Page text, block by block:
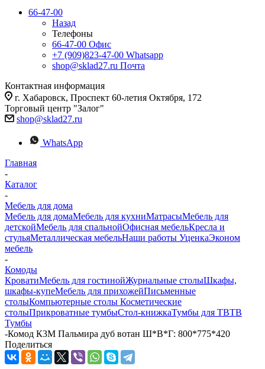
66-47-00
Назад
Телефоны
66-47-00 Офис
+7 (909)823-47-00 Whatsapp
shop@sklad27.ru Почта
Контактная информация
г. Хабаровск, Проспект 60-летия Октября, 172
Торговый центр "Залог"
shop@sklad27.ru
WhatsApp
Главная
-
Каталог
-
Мебель для дома
Мебель для домаМебель для кухниМатраcыМебель для
детскойМебель для спальнойОфисная мебельКресла и
стульяМеталлическая мебельНаши работы УценкаЭконом
мебель
-
Комоды
КроватиМебель для гостинойЖурнальные столыШкафы,
шкафы-купеМебель для прихожейПисьменные
столыКомпьютерные столы Косметические
столыПрикроватные тумбыСтол-книжкаТумбы для ТВТВ
Тумбы
-Комод К3М Пальмира дуб вотан Ш*В*Г: 800*775*420
Поделиться